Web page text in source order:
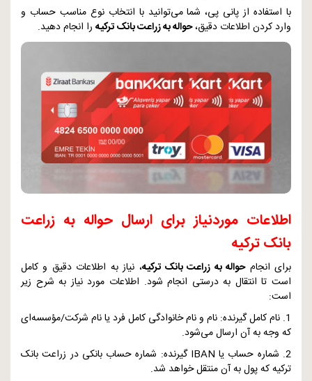
با استفاده از پانی پی، شما می‌توانید با انتخاب نوع مناسب حساب و
وارد کردن اطلاعات دقیق،حواله‌ به زراعت بانک ترکیه را انجام دهید.
اطلاعات موردنیاز برای ارسال حواله به زراعت
بانک ترکیه
برای انجامحواله به زراعت بانک ترکیه، نیاز به اطلاعات دقیق و کامل
است تا انتقال به درستی انجام شود. اطلاعات مورد نیاز به شرح زیر
است:
1. نام کامل گیرنده: نام و نام خانوادگی کامل فرد یا نام شرکت/مؤسسه‌ای
که وجه به آن ارسال می‌شود.
2. شماره حساب یا
IBAN گیرنده: شماره حساب بانکی در زراعت بانک
ترکیه که پول به آن منتقل خواهد شد.